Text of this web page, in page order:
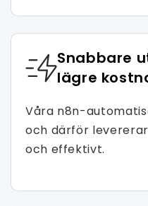
Snabbare
lägre
Våra n8n-
och därför
och effektivt.